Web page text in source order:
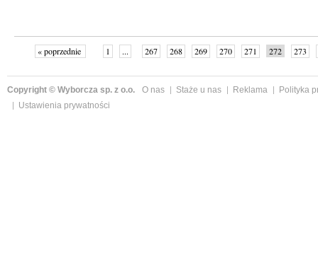
« poprzednie 1 ... 267 268 269 270 271 272
273
Copyright © Wyborcza sp. z o.o. O nas Staże u nas Reklama
Polityka
Ustawienia prywatności